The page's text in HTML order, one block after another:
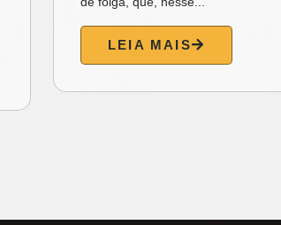
LEIA MAIS